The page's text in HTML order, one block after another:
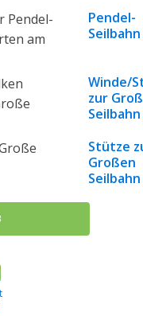
Pendel-
Seilbahn
Winde/
zur
Seilbahn
Stütze
Großen
Seilbahn